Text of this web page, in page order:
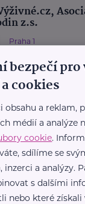
z.s.
Praha 1
který
získat ...
441
bezpečí pro
cookies
obsahu a reklam,
médií a analýze
cookie.
sdílíme se
inzerci a analýzy.
s dalšími
nebo které získali